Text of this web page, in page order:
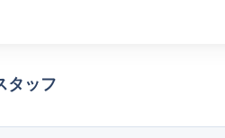
タッフ